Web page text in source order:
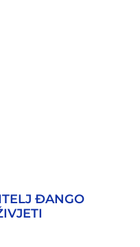
ĐANGO